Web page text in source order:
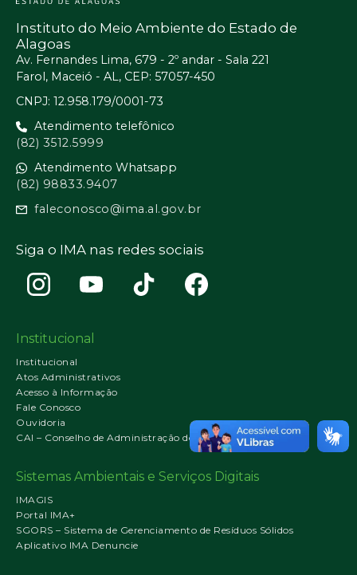
Instituto do Meio Ambiente do Estado de
Alagoas
Av. Fernandes Lima, 679 - 2º andar - Sala 221
Farol, Maceió - AL, CEP: 57057-450
CNPJ: 12.958.179/0001-73
Atendimento telefônico
(82) 3512.5999
Atendimento Whatsapp
(82) 98833.9407
faleconosco@ima.al.gov.br
Siga o IMA nas redes sociais
Institucional
Institucional
Atos Administrativos
Acesso à Informação
Fale Conosco
Ouvidoria
CAI – Conselho de Administração do IMA
Sistemas Ambientais e Serviços Digitais
IMAGIS
Portal IMA+
SGORS – Sistema de Gerenciamento de Resíduos Sólidos
Aplicativo IMA Denuncie